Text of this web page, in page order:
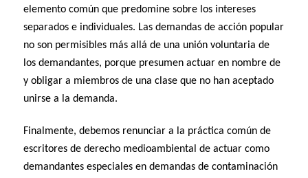
elemento común que predomine sobre los intereses
separados e individuales. Las demandas de acción popular
no son permisibles más allá de una unión voluntaria de
los demandantes, porque presumen actuar en nombre de
y obligar a miembros de una clase que no han aceptado
unirse a la demanda.
Finalmente, debemos renunciar a la práctica común de
escritores de derecho medioambiental de actuar como
demandantes especiales en demandas de contaminación